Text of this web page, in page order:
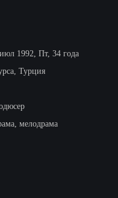
1992, Пт, 34 года
Турция
мелодрама